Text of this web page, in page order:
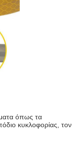
όπως τα
κυκλοφορίας, τον